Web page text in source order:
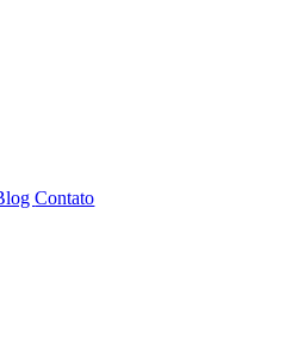
Contato